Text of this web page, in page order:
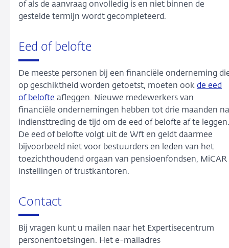
of als de aanvraag onvolledig is en niet binnen de
gestelde termijn wordt gecompleteerd.
Eed of belofte
De meeste personen bij een financiële onderneming
op geschiktheid worden getoetst, moeten ook de eed
of belofte afleggen. Nieuwe medewerkers van
financiële ondernemingen hebben tot drie maanden na
indiensttreding de tijd om de eed of belofte af te leggen.
De eed of belofte volgt uit de Wft en geldt daarmee
bijvoorbeeld niet voor bestuurders en leden van het
toezichthoudend orgaan van pensioenfondsen, MiCAR
instellingen of trustkantoren.
Contact
Bij vragen kunt u mailen naar het Expertisecentrum
personentoetsingen. Het e-mailadres